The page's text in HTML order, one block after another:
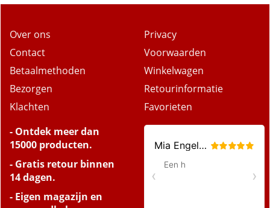
Over ons
Contact
Betaalmethoden
Bezorgen
Klachten
Privacy
Voorwaarden
Winkelwagen
Retourinformatie
Favorieten
- Ontdek meer dan
15000 producten.
- Gratis retour binnen
14 dagen.